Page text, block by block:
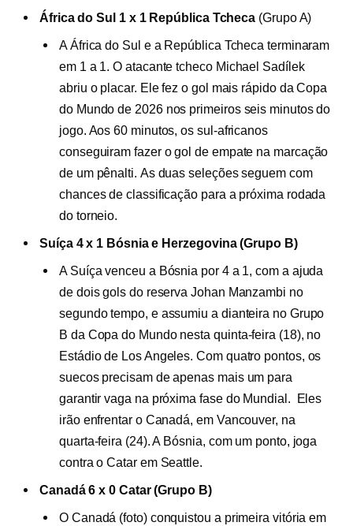
África do Sul 1 x 1 República Tcheca (Grupo A)
A África do Sul e a República Tcheca terminaram
em 1 a 1. O atacante tcheco Michael Sadílek
abriu o placar. Ele fez o gol mais rápido da Copa
do Mundo de 2026 nos primeiros seis minutos do
jogo. Aos 60 minutos, os sul-africanos
conseguiram fazer o gol de empate na marcação
de um pênalti. As duas seleções seguem com
chances de classificação para a próxima rodada
do torneio.
Suíça 4 x 1 Bósnia e Herzegovina (Grupo B)
A Suíça venceu a Bósnia por 4 a 1, com a ajuda
de dois gols do reserva Johan Manzambi no
segundo tempo, e assumiu a dianteira no Grupo
B da Copa do Mundo nesta quinta-feira (18), no
Estádio de Los Angeles. Com quatro pontos, os
suecos precisam de apenas mais um para
garantir vaga na próxima fase do Mundial. Eles
irão enfrentar o Canadá, em Vancouver, na
quarta-feira (24). A Bósnia, com um ponto, joga
contra o Catar em Seattle.
Canadá 6 x 0 Catar (Grupo B)
O Canadá (foto) conquistou a primeira vitória em